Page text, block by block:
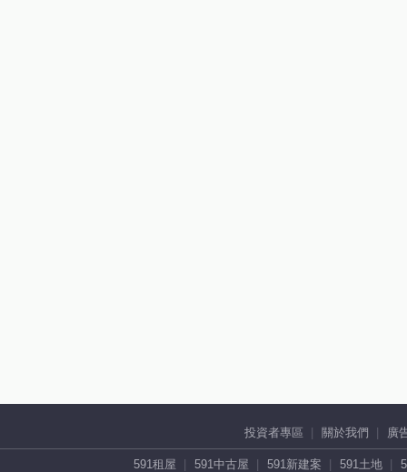
投資者專區 關於我們 廣
591租屋 591中古屋 591新建案 591土地